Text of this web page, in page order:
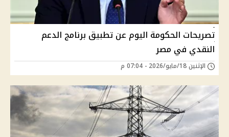
تصريحات الحكومة اليوم عن تطبيق برنامج الدعم
النقدي في مصر
الإثنين 18/مايو/2026 - 07:04 م